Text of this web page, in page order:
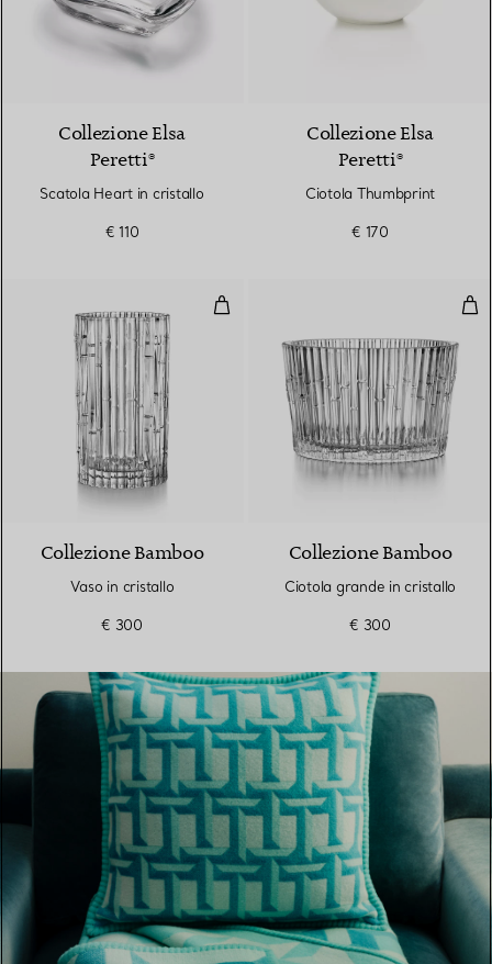
Collezione Elsa
Peretti®
Scatola Heart in cristallo
€ 110
Collezione Elsa
Peretti®
Ciotola Thumbprint
€ 170
Vaso in cristallo
Collezione Bamboo
Vaso in cristallo
€ 300
Collezione Bamboo
Ciotola grande in cristallo
€ 300